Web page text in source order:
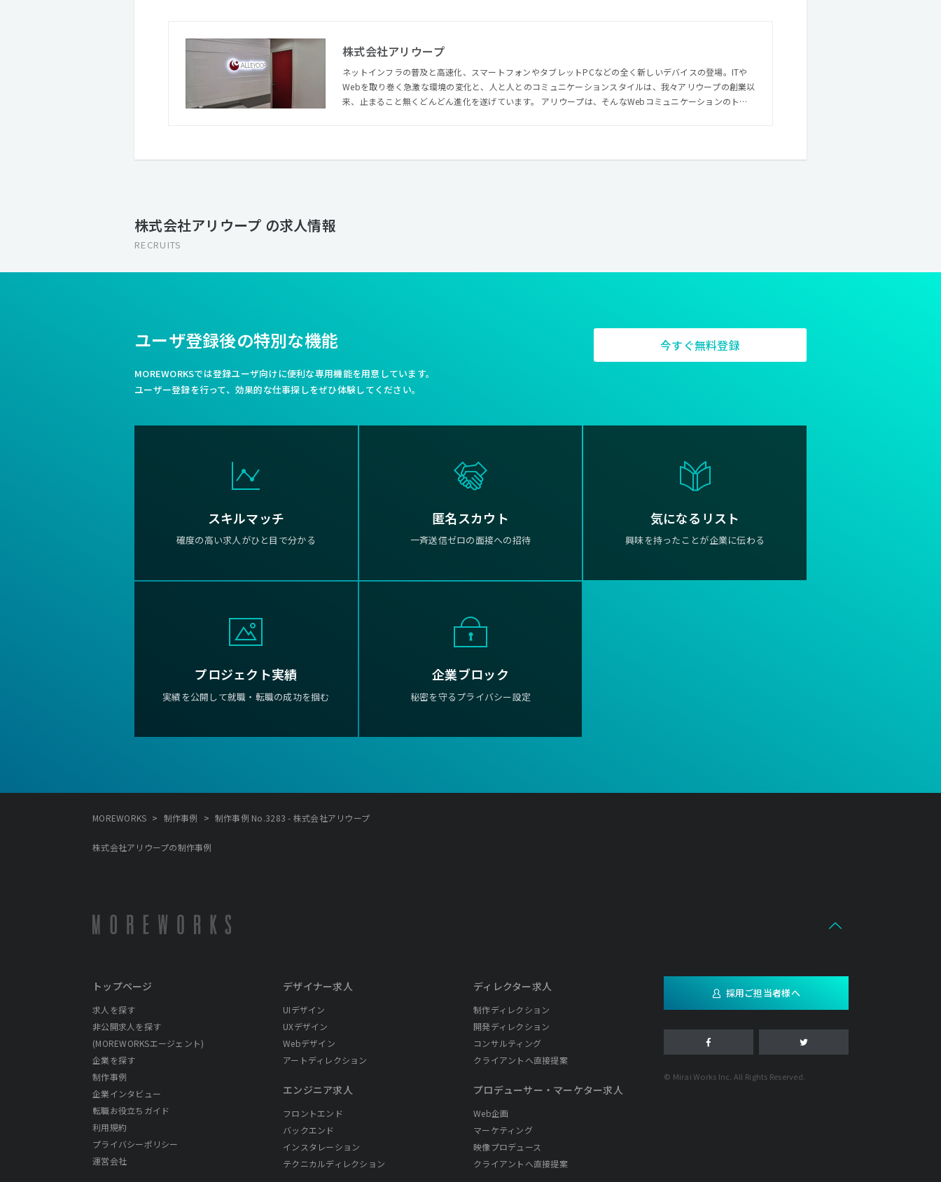
株式会社アリウープ
ネットインフラの普及と高速化、スマートフォンやタブレットPCなどの全く新しいデバイスの登場。ITや
Webを取り巻く急激な環境の変化と、人と人とのコミュニケーションスタイルは、我々アリウープの創業以
来、止まること無くどんどん進化を遂げています。 アリウープは、そんなWebコミュニケーションのトレ
収増益を達成し続けています。それに併せてオフィス環境や優秀な制作スタッフの拡充にも努めておりま
株式会社アリウープ の求人情報
RECRUITS
ユーザ登録後の特別な機能
MOREWORKSでは登録ユーザ向けに便利な専用機能を用意しています。
ユーザー登録を行って、効果的な仕事探しをぜひ体験してください。
今すぐ無料登録
スキルマッチ
確度の高い求人がひと目で分かる
匿名スカウト
一斉送信ゼロの面接への招待
気になるリスト
興味を持ったことが企業に伝わる
プロジェクト実績
実績を公開して就職・転職の成功を掴む
企業ブロック
秘密を守るプライバシー設定
MOREWORKS > 制作事例 > 制作事例 No.3283 - 株式会社アリウープ
株式会社アリウープの制作事例
トップページ
求人を探す
非公開求人を探す
(MOREWORKSエージェント)
企業を探す
制作事例
企業インタビュー
転職お役立ちガイド
利用規約
プライバシーポリシー
運営会社
デザイナー求人
UIデザイン
UXデザイン
Webデザイン
アートディレクション
エンジニア求人
フロントエンド
バックエンド
インスタレーション
テクニカルディレクション
ディレクター求人
制作ディレクション
開発ディレクション
コンサルティング
クライアントへ直接提案
プロデューサー・ マーケター求人
Web企画
マーケティング
映像プロデュース
クライアントへ直接提案
採用ご担当者様へ
© Mirai Works Inc. All Rights Reserved.